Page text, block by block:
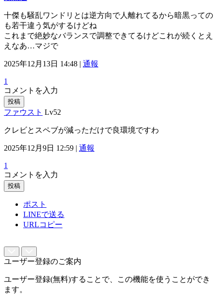
十傑も騒乱ワンドリとは逆方向で人離れてるから暗黒っての
も若干違う気がするけどね
これまで絶妙なバランスで調整できてるけどこれが続くとえ
えなあ…マジで
2025年12月13日 14:48 | 通報
1
コメントを入力
投稿
ファウスト Lv52
クレビとスペブが減っただけで良環境ですわ
2025年12月9日 12:59 | 通報
1
コメントを入力
投稿
ポスト
LINEで送る
URLコピー
ユーザー登録のご案内
ユーザー登録(無料)することで、この機能を使うことができ
ます。